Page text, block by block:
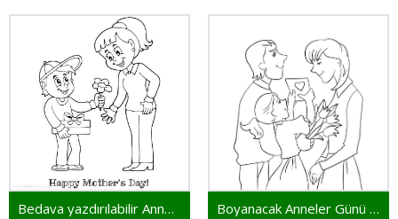
Bedava yazdırılabilir Anneler Günü sayfası Boyanacak Anneler Günü resmi